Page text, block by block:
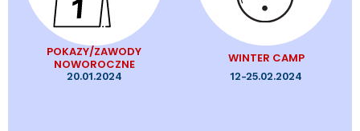
POKAZY/ZAWODY
NOWOROCZNE
20.01.2024
WINTER CAMP
12-25.02.2024